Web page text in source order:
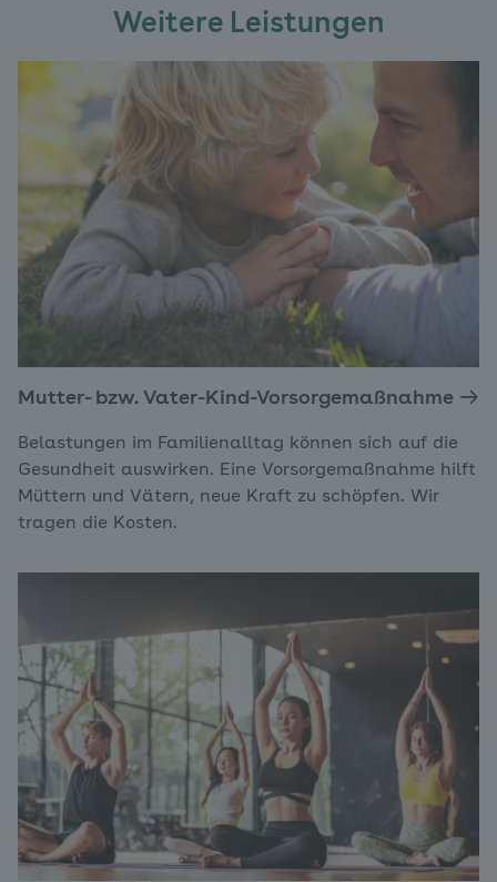
Weitere Leistungen
Mutter- bzw. Vater-Kind-Vorsorgemaßnahme
Belastungen im Familienalltag können sich auf die
Gesundheit auswirken. Eine Vorsorgemaßnahme hilft
Müttern und Vätern, neue Kraft zu schöpfen. Wir
tragen die Kosten.